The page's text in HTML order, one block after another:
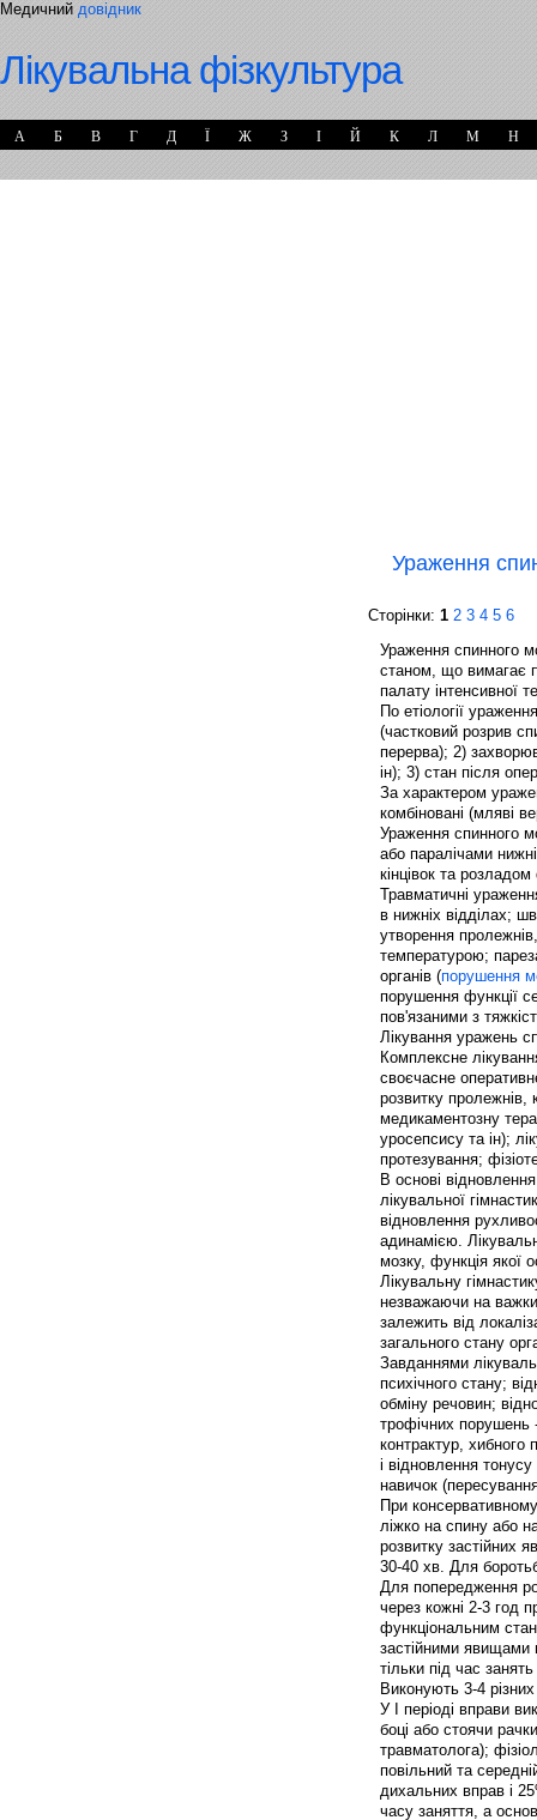
Медичний довідник
Лікувальна фізкультура
А Б В Г Д Ї Ж З І Й К Л М Н
Ураження
Сторінки: 1 2 3 4 5 6
Ураження спинного
станом, що вимагає
палату інтенсивної
По етіології
(частковий розрив
перерва); 2)
ін); 3) стан після
За характером
комбіновані (мляві
Ураження спинного
або паралічами
кінцівок та
Травматичні
в нижніх відділах;
утворення
температурою;
органів (порушення
порушення функції
пов'язаними з
Лікування уражень
Комплексне
своєчасне
розвитку пролежнів,
медикаментозну
уросепсису та ін);
протезування;
В основі
лікувальної
відновлення
адинамією.
мозку, функція якої
Лікувальну
незважаючи на
залежить від
загального стану
Завданнями
психічного стану;
обміну речовин;
трофічних порушень
контрактур, хибного
і відновлення
навичок
При
ліжко на спину або
розвитку застійних
30-40 хв. Для
Для попередження
через кожні 2-3 год
функціональним
застійними явищами
тільки під час
Виконують 3-4
У I періоді вправи
боці або стоячи
травматолога);
повільний та
дихальних вправ і
часу заняття, а